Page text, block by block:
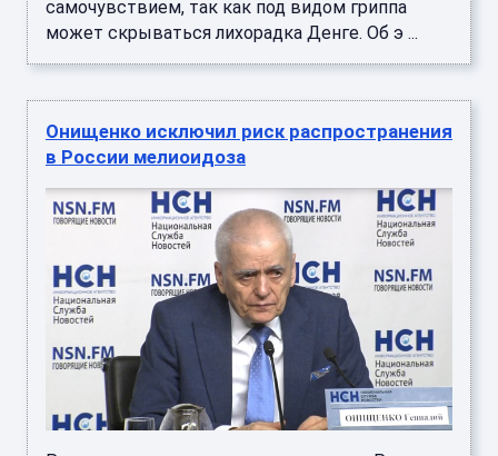
самочувствием, так как под видом гриппа
может скрываться лихорадка Денге. Об э ...
Онищенко исключил риск распространения
в России мелиоидоза